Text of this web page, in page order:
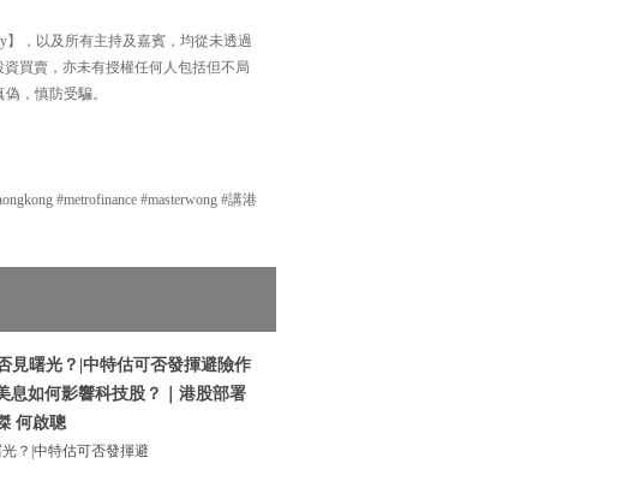
】，以及所有主持及嘉賓，均從未透過
資買賣，亦未有授權任何人包括但不局
，慎防受騙。
#metrofinance #masterwong #講港
見曙光？|中特估可否發揮避險作
息如何影響科技股？｜港股部署
何啟聰
？|中特估可否發揮避